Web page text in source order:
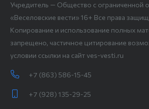
Учредитель — Общество с ограниченной
«Веселовские вести» 16+ Все права
Копирование и использование полных
запрещено, частичное цитирование
условии ссылки на сайт ves-vesti.ru
+7 (863) 586-15-45
+7 (928) 135-29-25